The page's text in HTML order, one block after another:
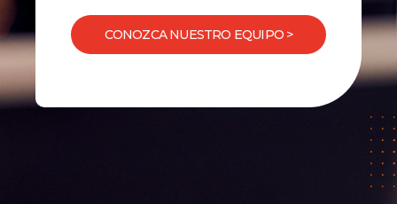
CONOZCA NUESTRO EQUIPO >